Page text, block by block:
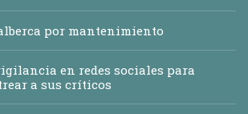
por mantenimiento
en redes sociales para
a sus críticos